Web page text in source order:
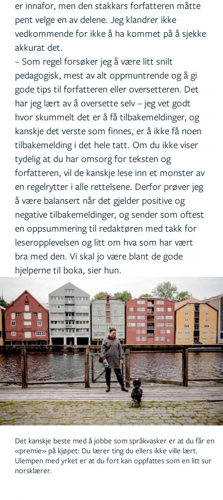
er innafor, men den stakkars forfatteren måtte
pent velge en av delene. Jeg klandrer ikke
vedkommende for ikke å ha kommet på å sjekke
akkurat det.
– Som regel forsøker jeg å være litt snilt
pedagogisk, mest av alt oppmuntrende og å gi
gode tips til forfatteren eller oversetteren. Det
har jeg lært av å oversette selv – jeg vet godt
hvor skummelt det er å få tilbakemeldinger, og
kanskje det verste som finnes, er å ikke få noen
tilbakemelding i det hele tatt. Om du ikke viser
tydelig at du har omsorg for teksten og
forfatteren, vil de kanskje lese inn et monster av
en regelrytter i alle rettelsene. Derfor prøver jeg
å være balansert når det gjelder positive og
negative tilbakemeldinger, og sender som oftest
en oppsummering til redaktøren med takk for
leseropplevelsen og litt om hva som har vært
bra med den. Vi skal jo være blant de gode
hjelperne til boka, sier hun.
Det kanskje beste med å jobbe som språkvasker er at du får en
«premie» på kjøpet: Du lærer ting du ellers ikke ville lært.
Ulempen med yrket er at du fort kan oppfattes som en litt sur
norsklærer.